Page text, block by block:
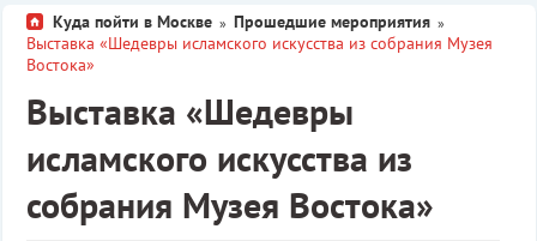
Куда пойти в Москве » Прошедшие мероприятия »
Выставка «Шедевры исламского искусства из собрания Музея
Востока»
Выставка «Шедевры
исламского искусства из
собрания Музея Востока»